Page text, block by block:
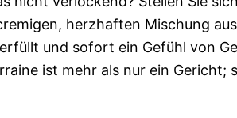
herzhaften Mischung
und sofort ein Gefühl von
ist mehr als nur ein Gericht;